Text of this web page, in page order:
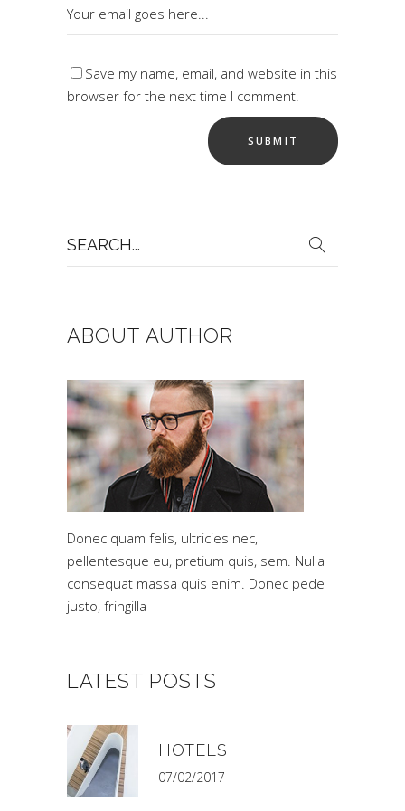
Save my name, email, and website in this
browser for the next time I comment.
for:
ABOUT AUTHOR
Donec quam felis, ultricies nec,
pellentesque eu, pretium quis, sem. Nulla
consequat massa quis enim. Donec pede
justo, fringilla
LATEST POSTS
HOTELS
07/02/2017